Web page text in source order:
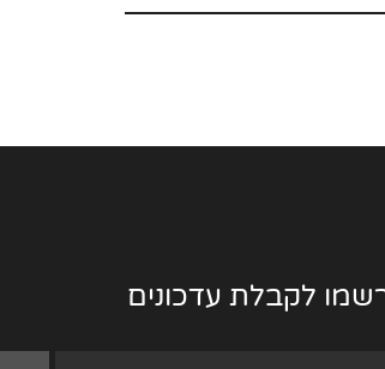
לקבלת עדכונים